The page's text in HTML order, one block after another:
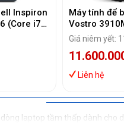
Inspiron
(Core i7
11
Máy tính để
Vostro
(i3-12100 |
SSD 256GB )
Giá niêm yết:
Liên hệ
laptop tầm thấp dành cho